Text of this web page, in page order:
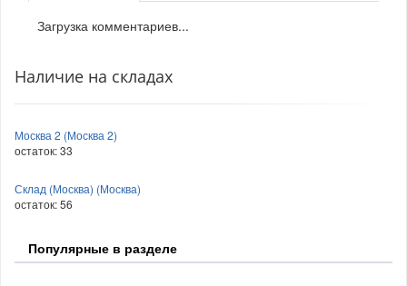
Загрузка комментариев...
Наличие на складах
Москва 2 (Москва 2)
остаток:33
Склад (Москва) (Москва)
остаток:56
Популярные в разделе